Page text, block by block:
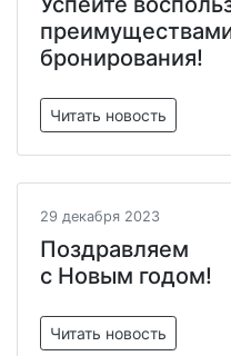
бронирования!
Читать новость
29 декабря 2023
Поздравляем
с Новым годом!
Читать новость